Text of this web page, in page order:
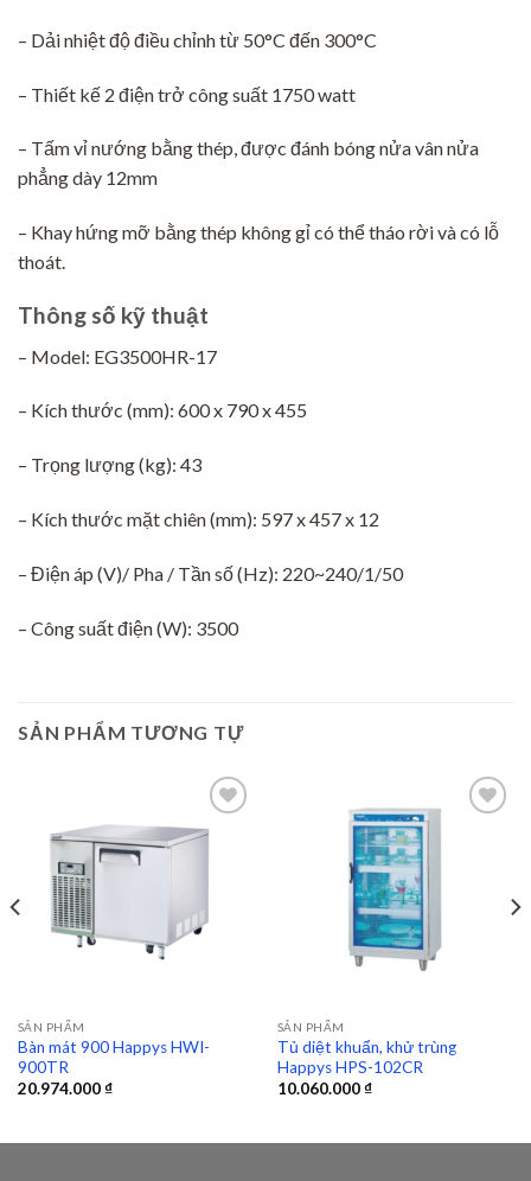
– Dải nhiệt độ điều chỉnh từ 50°C đến 300°C
– Thiết kế 2 điện trở công suất 1750 watt
– Tấm vỉ nướng bằng thép, được đánh bóng nửa vân nửa
phẳng dày 12mm
– Khay hứng mỡ bằng thép không gỉ có thể tháo rời và có lỗ
thoát.
Thông số kỹ thuật
– Model: EG3500HR-17
– Kích thước (mm): 600 x 790 x 455
– Trọng lượng (kg): 43
– Kích thước mặt chiên (mm): 597 x 457 x 12
– Điện áp (V)/ Pha / Tần số (Hz): 220~240/1/50
– Công suất điện (W): 3500
SẢN PHẨM TƯƠNG TỰ
SẢN PHẨM
Bàn mát 900 Happys HWI-
900TR
20.974.000₫
SẢN PHẨM
Tủ diệt khuẩn, khử trùng
Happys HPS-102CR
10.060.000₫